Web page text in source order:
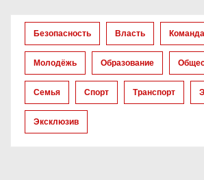
з
а
п
и
с
Безопасность Власть
Молодёжь Образование
Семья Спорт Транспорт
Эксклюзив